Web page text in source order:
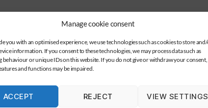
Manage cookie consent
you with an optimised experience, we use technologies such as cookies to store
information. If you consent to these technologies, we may process data such as
behaviour or unique IDs on this website. If you do not give or withdraw your consent,
and functions may be impaired.
ACCEPT REJECT VIEW SETTINGS